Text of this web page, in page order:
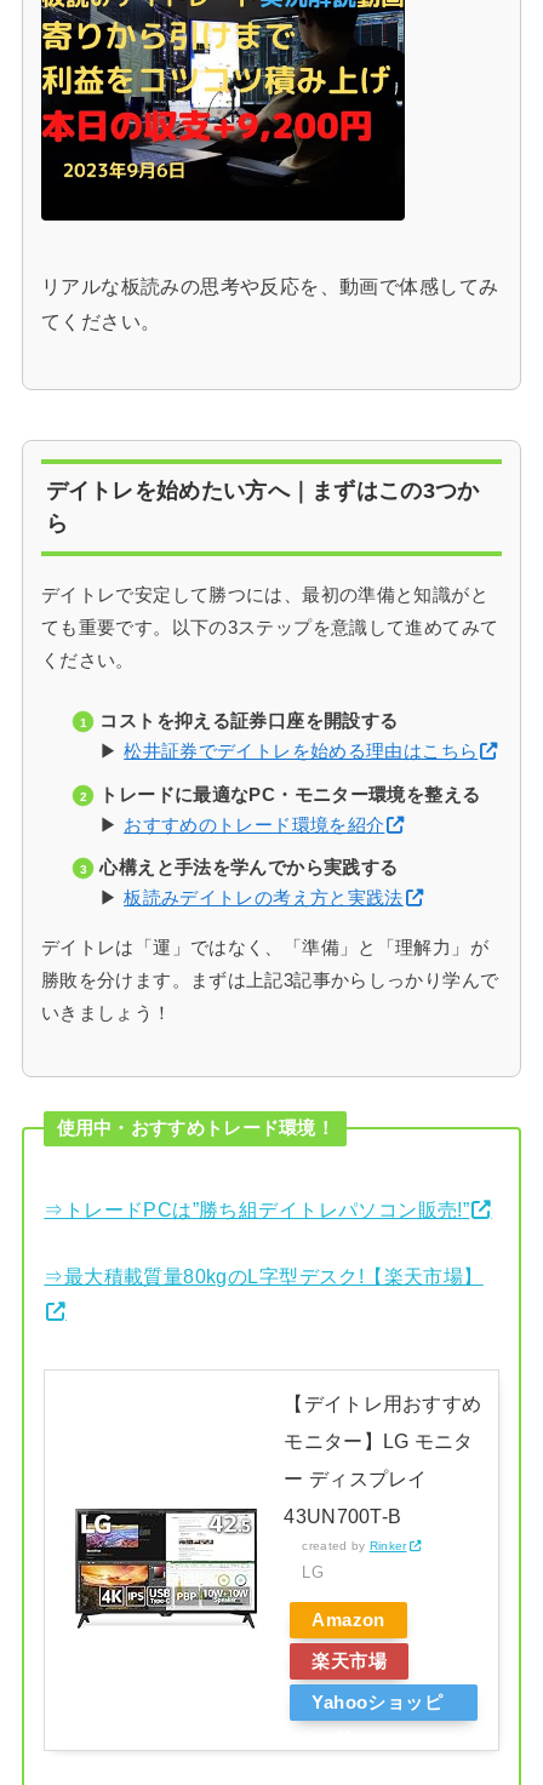
リアルな板読みの思考や反応を、動画で体感してみ
てください。
デイトレを始めたい方へ｜まずはこの3つか
ら
デイトレで安定して勝つには、最初の準備と知識がと
ても重要です。以下の3ステップを意識して進めてみて
ください。
コストを抑える証券口座を開設する
▶松井証券でデイトレを始める理由はこちら
トレードに最適なPC・モニター環境を整える
▶ おすすめのトレード環境を紹介
心構えと手法を学んでから実践する
▶板読みデイトレの考え方と実践法
デイトレは「運」ではなく、「準備」と「理解力」が
勝敗を分けます。まずは上記3記事からしっかり学んで
いきましょう！
使用中・おすすめトレード環境！
⇒トレードPCは”勝ち組デイトレパソコン販売!”
⇒最大積載質量80kgのL字型デスク!【楽天市場】
【デイトレ用おすすめ
モニター】LG モニタ
ー ディスプレイ
43UN700T-B
created by Rinker
LG
Amazon
楽天市場
Yahooショッピ